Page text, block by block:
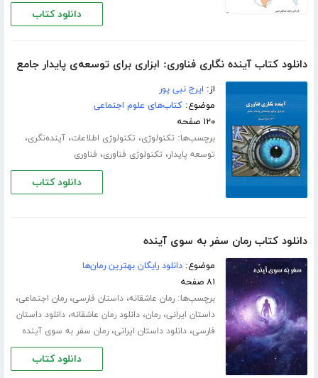
دانلود کتاب
دانلود کتاب آینده نگاری فناوری: ابزاری برای توسعه‌ی پایدار جامع
از: ایرج نبی پور
موضوع:کتاب‌های علوم اجتماعی
۱۲۰ صفحه
برچسب‌ها: تکنولوژی، تکنولوژی اطلاعات،آینده‌نگری،
توسعه پایدار، تکنولوژی فناوری، فناوری
دانلود کتاب
دانلود کتاب رمان سفر به سوی آینده
موضوع:دانلود رایگان بهترین رمان‌ها
۸۱ صفحه
برچسب‌ها:رمان عاشقانه،داستان فارسی،رمان اجتماعی،
داستان ایرانی،رمان،دانلود رمان عاشقانه،دانلود داستان
فارسی،دانلود داستان ایرانی،رمان سفر به سوی آینده
دانلود کتاب